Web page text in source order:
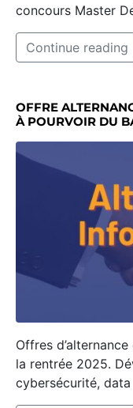
concours Master
Continue reading
OFFRE
À POURVOIR DU
Offres
la rentrée 2025.
cybersécurité, data